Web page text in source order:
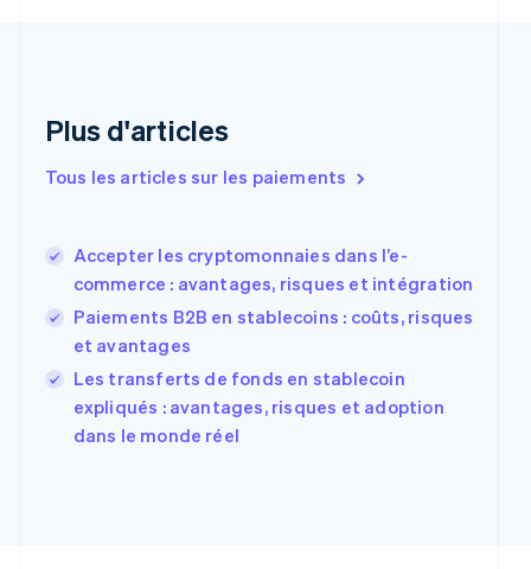
Plus d'articles
Tous les articles sur les paiements
Accepter les cryptomonnaies dans l’e-
commerce : avantages, risques et intégration
Paiements B2B en stablecoins : coûts, risques
et avantages
Les transferts de fonds en stablecoin
expliqués : avantages, risques et adoption
dans le monde réel
Espagne
Estonie
EnglishEspañol简体中文
Finlande
France
Français English
Gibraltar
English
Grèce
English